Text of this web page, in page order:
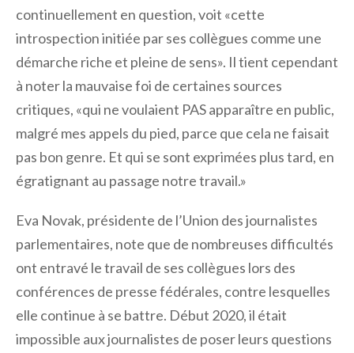
continuellement en question, voit «cette
introspection initiée par ses collègues comme une
démarche riche et pleine de sens». Il tient cependant
à noter la mauvaise foi de certaines sources
critiques, «qui ne voulaient PAS apparaître en public,
malgré mes appels du pied, parce que cela ne faisait
pas bon genre. Et qui se sont exprimées plus tard, en
égratignant au passage notre travail.»
Eva Novak, présidente de l’Union des journalistes
parlementaires, note que de nombreuses difficultés
ont entravé le travail de ses collègues lors des
conférences de presse fédérales, contre lesquelles
elle continue à se battre. Début 2020, il était
impossible aux journalistes de poser leurs questions